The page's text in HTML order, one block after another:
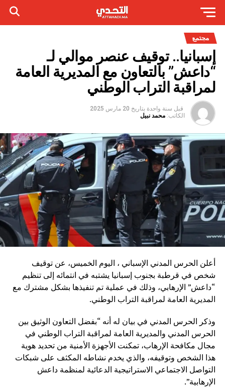
مجتمع
إسبانيا.. توقيف عنصر موالي لـ
“داعش” بالتعاون مع المديرية العامة
لمراقبة التراب الوطني
قبل سنة واحدة بتاريخ 20 مارس 2025
الكاتب: محمد نبيل
أعلن الحرس المدني الإسباني ، اليوم الخميس، عن توقيف
شخص في قرطبة بجنوب إسبانيا يشتبه في انتمائه إلى تنظيم
“داعش” الإرهابي، وذلك في عملية تم تنفيذها بشكل مشترك مع
المديرية العامة لمراقبة التراب الوطني.
وذكر الحرس المدني في بيان له أنه “بفضل التعاون الوثيق بين
الحرس المدني والمديرية العامة لمراقبة التراب الوطني في
مجال مكافحة الإرهاب، تمكنت الأجهزة الأمنية من تحديد هوية
هذا الشخص وتوقيفه، والذي يخدم نشاطه المكثف على شبكات
التواصل الاجتماعي الاستراتيجية الدعائية لمنظمة داعش
الإرهابية”.